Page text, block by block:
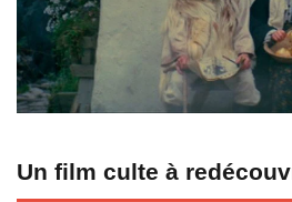
Un film culte à